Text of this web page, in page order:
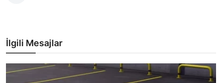
İlgili Mesajlar